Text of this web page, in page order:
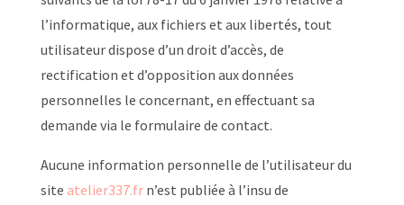
l’informatique, aux fichiers et aux libertés, tout
utilisateur dispose d’un droit d’accès, de
rectification et d’opposition aux données
personnelles le concernant, en effectuant sa
demande via le formulaire de contact.
Aucune information personnelle de l’utilisateur du
site atelier337.frn’est publiée à l’insu de